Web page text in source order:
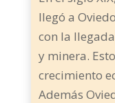
llegó a
con la
y minera.
crecimiento
Además